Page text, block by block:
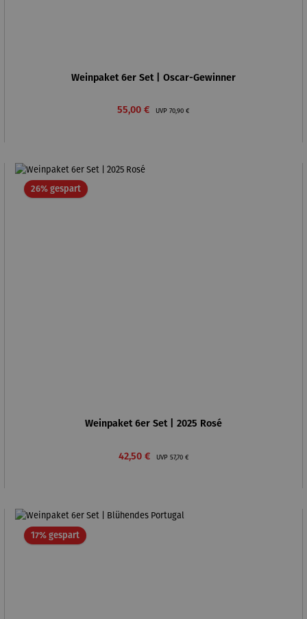
Weinpaket 6er Set | Oscar-Gewinner
Verkaufspreis:
55,00 € UVP Regulärer Preis:
70,90 €
26% gespartRabatt
Weinpaket 6er Set | 2025 Rosé
Verkaufspreis:
42,50 € UVP Regulärer Preis:
57,70 €
17% gespartRabatt